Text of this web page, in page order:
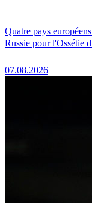
Quatre pays
Russie pour l'Ossétie
07.08.2026